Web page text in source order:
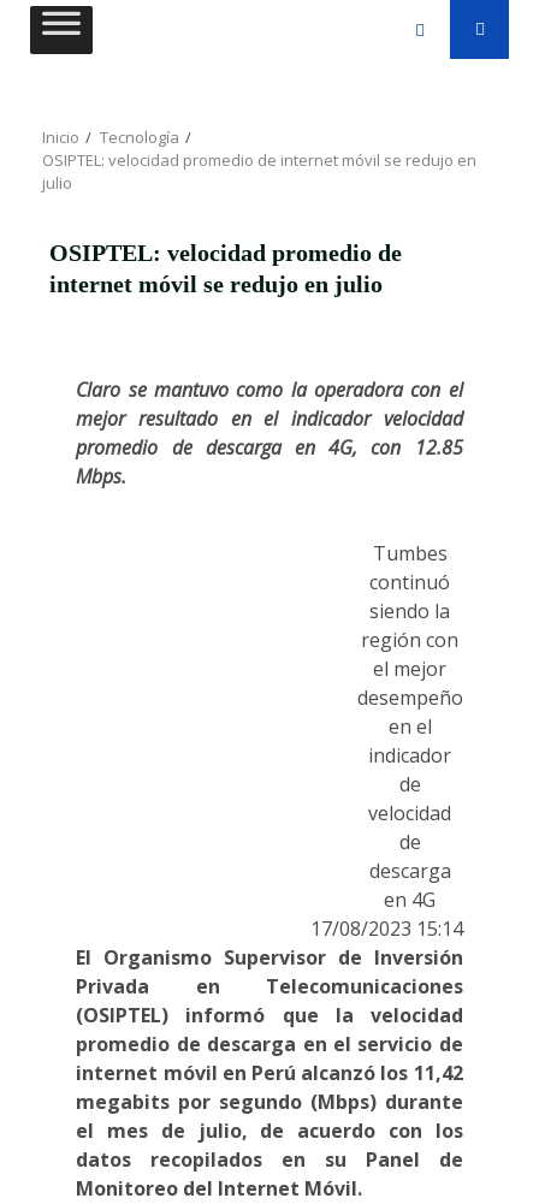
Saltar
Inicio
Tecnología
OSIPTEL: velocidad promedio de internet móvil se redujo en
julio
OSIPTEL: velocidad promedio de
internet móvil se redujo en julio
Claro se mantuvo como la operadora con el
mejor resultado en el indicador velocidad
promedio de descarga en 4G, con 12.85
Mbps.
Tumbes
continuó
siendo la
región con
el mejor
desempeño
en el
indicador
de
velocidad
de
descarga
en 4G
17/08/2023 15:14
El Organismo Supervisor de Inversión
Privada en Telecomunicaciones
(OSIPTEL) informó que la velocidad
promedio de descarga en el servicio de
internet móvil en Perú alcanzó los 11,42
megabits por segundo (Mbps) durante
el mes de julio, de acuerdo con los
datos recopilados en su Panel de
Monitoreo del Internet Móvil.